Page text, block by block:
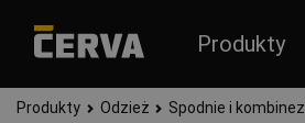
Produkty
Produkty Odzież Spodnie i